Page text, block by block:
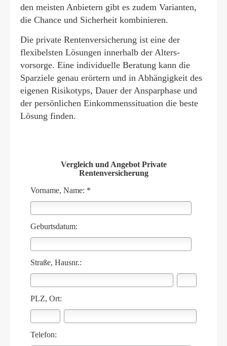
den meisten Anbietern gibt es zudem Varianten,
die Chance und Sicherheit kombinieren.
Die private Rentenversicherung ist eine der
flexibelsten Lösungen innerhalb der Alters­
vorsorge. Eine individuelle Beratung kann die
Sparziele genau erörtern und in Abhängigkeit des
eigenen Risikotyps, Dauer der Ansparphase und
der persönlichen Einkommenssituation die beste
Lösung finden.
Vergleich und Angebot Private
Rentenversicherung
Vorname, Name: *
Geburts­datum:
Straße, Hausnr.:
PLZ, Ort:
Telefon: